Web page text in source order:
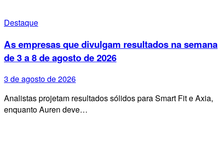
Destaque
As empresas que divulgam resultados na semana
de 3 a 8 de agosto de 2026
3 de agosto de 2026
Analistas projetam resultados sólidos para Smart Fit e Axia,
enquanto Auren deve…